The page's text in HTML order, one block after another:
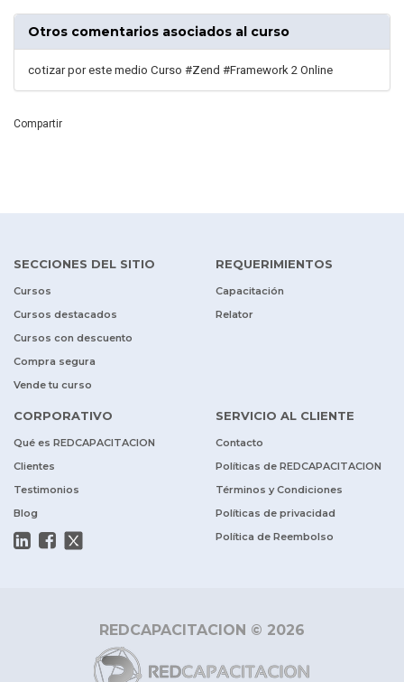
Otros comentarios asociados al curso
cotizar por este medio Curso #Zend #Framework 2 Online
Compartir
SECCIONES DEL SITIO
Cursos
Cursos destacados
Cursos con descuento
Compra segura
Vende tu curso
REQUERIMIENTOS
Capacitación
Relator
CORPORATIVO
Qué es REDCAPACITACION
Clientes
Testimonios
Blog
SERVICIO AL CLIENTE
Contacto
Políticas de REDCAPACITACION
Términos y Condiciones
Políticas de privacidad
Política de Reembolso
REDCAPACITACION © 2026